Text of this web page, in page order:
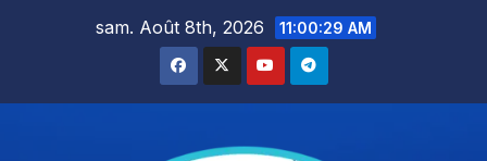
sam. Août 8th, 2026 11:00:30 AM